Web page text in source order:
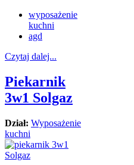
wyposażenie
kuchni
agd
Czytaj dalej...
Piekarnik
3w1 Solgaz
Dział: Wyposażenie
kuchni